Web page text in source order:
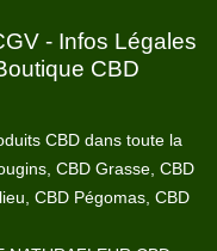
- Infos Légales
CBD
CBD dans toute la
CBD Grasse, CBD
CBD Pégomas, CBD